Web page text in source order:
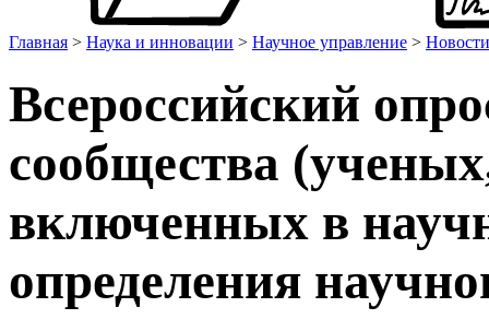
Главная > Наука и инновации > Научное управление > Новости
Всероссийский
сообщества
включенных в
определения